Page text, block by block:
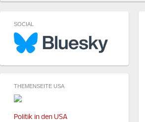
SOCIAL
THEMENSEITE USA
Politik in den USA